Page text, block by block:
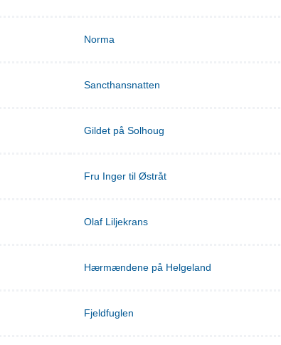
Norma
Sancthansnatten
Gildet på Solhoug
Fru Inger til Østråt
Olaf Liljekrans
Hærmændene på Helgeland
Fjeldfuglen